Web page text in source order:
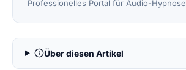
Professionelles Portal für Audio-Hypnose
Über diesen Artikel